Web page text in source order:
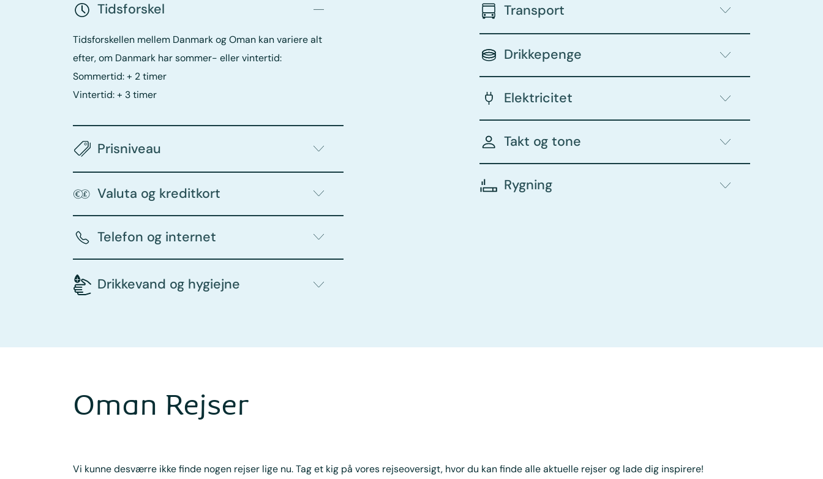
Tidsforskel
Tidsforskellen mellem Danmark og Oman kan variere alt
efter, om Danmark har sommer- eller vintertid:
Sommertid: + 2 timer
Vintertid: + 3 timer
Prisniveau
Valuta og kreditkort
Telefon og internet
Drikkevand og hygiejne
Transport
Drikkepenge
Elektricitet
Takt og tone
Rygning
Oman Rejser
Vi kunne desværre ikke finde nogen rejser lige nu. Tag et kig på vores rejseoversigt, hvor du kan finde alle aktuelle rejser og lade dig inspirere!